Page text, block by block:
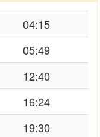
04:15
05:49
12:40
16:24
19:30